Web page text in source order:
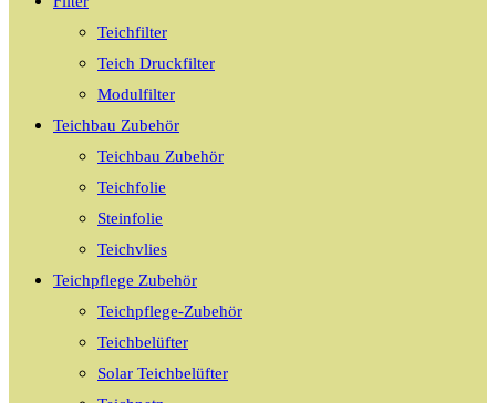
Teichfilter
Teich Druckfilter
Modulfilter
Teichbau Zubehör
Teichbau Zubehör
Teichfolie
Steinfolie
Teichvlies
Teichpflege Zubehör
Teichpflege-Zubehör
Teichbelüfter
Solar Teichbelüfter